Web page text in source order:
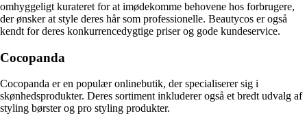
omhyggeligt kurateret for at imødekomme behovene hos forbrugere,
der ønsker at style deres hår som professionelle. Beautycos er også
kendt for deres konkurrencedygtige priser og gode kundeservice.
Cocopanda
Cocopanda er en populær onlinebutik, der specialiserer sig i
skønhedsprodukter. Deres sortiment inkluderer også et bredt udvalg af
styling børster og pro styling produkter.